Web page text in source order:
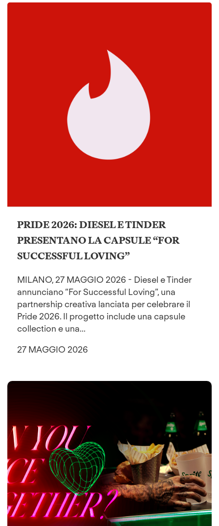
PRIDE 2026: DIESEL E TINDER
PRESENTANO LA CAPSULE “FOR
SUCCESSFUL LOVING”
MILANO, 27 MAGGIO 2026 - Diesel e Tinder
annunciano “For Successful Loving”, una
partnership creativa lanciata per celebrare il
Pride 2026. Il progetto include una capsule
collection e una...
27 MAGGIO 2026